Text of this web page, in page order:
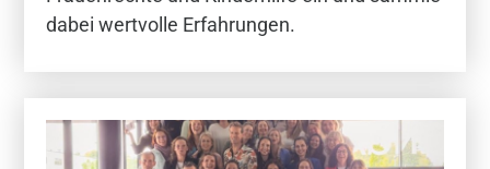
dabei wertvolle Erfahrungen.